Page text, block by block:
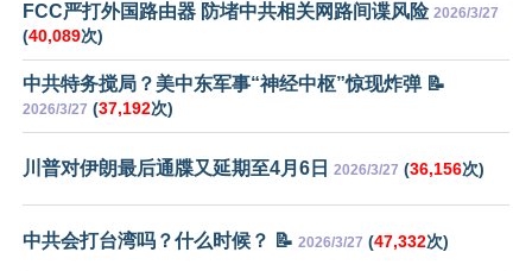
FCC严打外国路由器 防堵中共相关网路间谍风险 2026/3/27
(40,089次)
中共特务搅局？美中东军事“神经中枢”惊现炸弹 📝
2026/3/27 (37,192次)
川普对伊朗最后通牒又延期至4月6日 2026/3/27 (36,156次)
中共会打台湾吗？什么时候？ 📝 2026/3/27 (47,332次)